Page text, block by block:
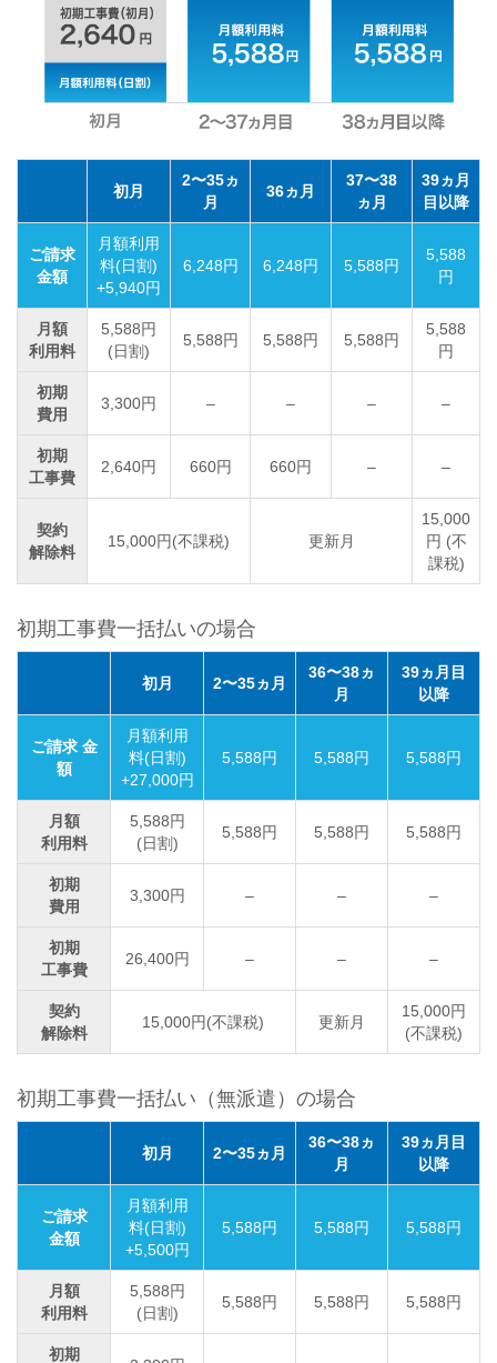
初月
2〜35ヵ
月
36ヵ月
37〜38
ヵ月
39ヵ月
目以降
ご請求
金額
月額利用
料(日割)
+5,940円
6,248円 6,248円 5,588円
5,588
円
月額
利用料
5,588円
(日割)
5,588円 5,588円 5,588円
5,588
円
初期
費用
3,300円 – – – –
初期
工事費
2,640円 660円 660円 – –
契約
解除料
15,000円(不課税) 更新月
15,000
円 (不
課税)
初期工事費一括払いの場合
初月 2〜35ヵ月
36〜38ヵ
月
39ヵ月目
以降
ご請求 金
額
月額利用
料(日割)
+27,000円
5,588円 5,588円 5,588円
月額
利用料
5,588円
(日割)
5,588円 5,588円 5,588円
初期
費用
3,300円 – – –
初期
工事費
26,400円 – – –
契約
解除料
15,000円(不課税) 更新月
15,000円
(不課税)
初期工事費一括払い（無派遣）の場合
初月 2〜35ヵ月
36〜38ヵ
月
39ヵ月目
以降
ご請求
金額
月額利用
料(日割)
+5,500円
5,588円 5,588円 5,588円
月額
利用料
5,588円
(日割)
5,588円 5,588円 5,588円
初期